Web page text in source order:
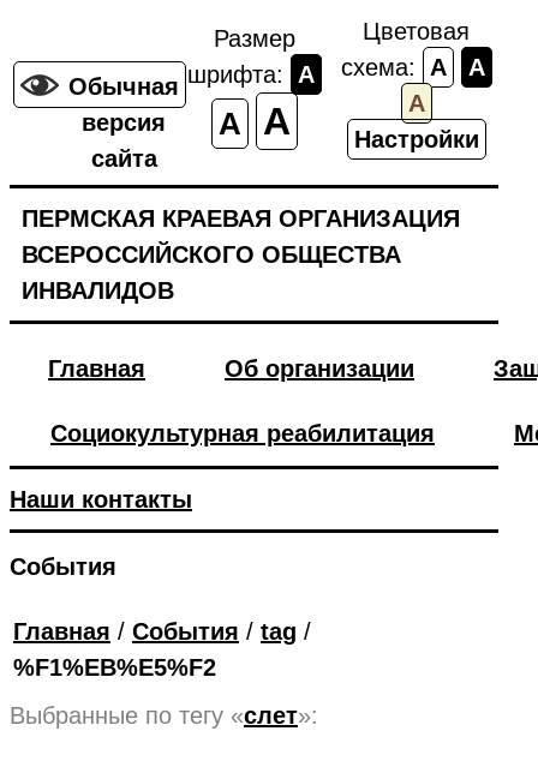
Обычная
версия
сайта
Размер
шрифта:
A
A A
Цветовая
схема:
A
A
A
Настройки
ПЕРМСКАЯ КРАЕВАЯ ОРГАНИЗАЦИЯ
ВСЕРОССИЙСКОГО ОБЩЕСТВА
ИНВАЛИДОВ
Главная Об организации
Социокультурная реабилитация
Наши контакты
События
Главная / События / tag /
%F1%EB%E5%F2
Выбранные по тегу «слет»: